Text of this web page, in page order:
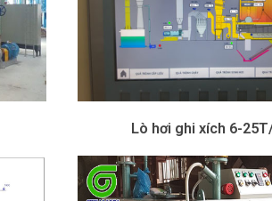
Lò hơi ghi xích 6-